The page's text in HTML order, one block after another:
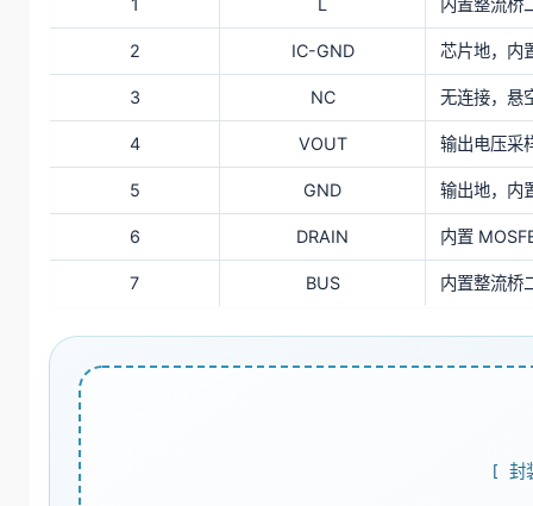
1 L 内置整流桥
2 IC-GND 芯片地，内
3 NC 无连接，悬
4 VOUT 输出电压采
5 GND 输出地，内
6 DRAIN 内置
7 BUS 内置整流桥
[ 封